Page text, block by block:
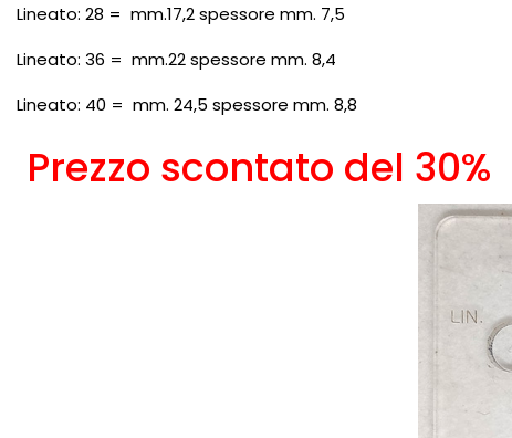
Lineato: 28 = mm.17,2 spessore mm. 7,5
Lineato: 36 = mm.22 spessore mm. 8,4
Lineato: 40 = mm. 24,5 spessore mm. 8,8
Prezzo scontato del 30%